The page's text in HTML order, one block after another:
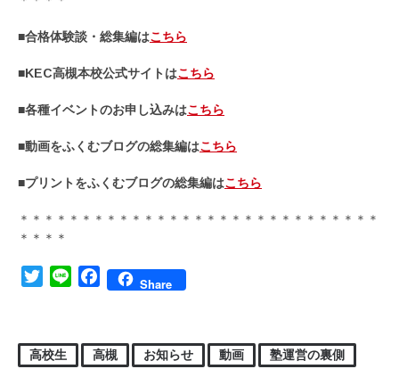
■合格体験談・総集編はこちら
■KEC高槻本校公式サイトはこちら
■各種イベントのお申し込みはこちら
■動画をふくむブログの総集編はこちら
■プリントをふくむブログの総集編はこちら
＊＊＊＊＊＊＊＊＊＊＊＊＊＊＊＊＊＊＊＊＊＊＊＊＊＊＊＊＊
＊＊＊＊
TwitterLine FacebookShare
高校生 高槻 お知らせ 動画
塾運営の裏側